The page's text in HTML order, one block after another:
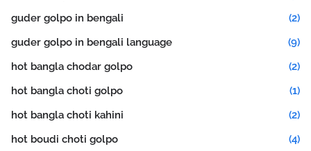
guder golpo in bengali
(2)
guder golpo in bengali language
(9)
hot bangla chodar golpo
(2)
hot bangla choti golpo
(1)
hot bangla choti kahini
(2)
hot boudi choti golpo
(4)